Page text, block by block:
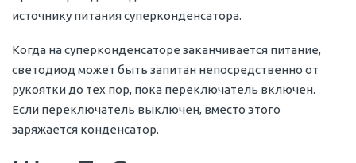
источнику питания суперконденсатора.
Когда на суперконденсаторе заканчивается питание,
светодиод может быть запитан непосредственно от
рукоятки до тех пор, пока переключатель включен.
Если переключатель выключен, вместо этого
заряжается конденсатор.